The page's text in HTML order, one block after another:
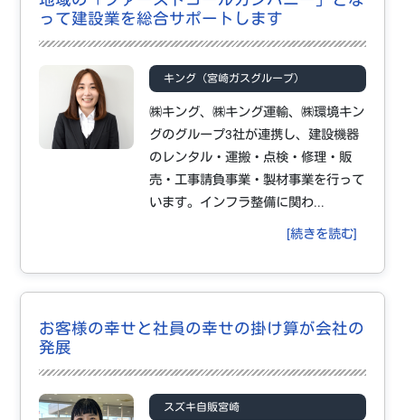
って建設業を総合サポートします
キング（宮崎ガスグループ）
㈱キング、㈱キング運輸、㈱環境キン
グのグループ3社が連携し、建設機器
のレンタル・運搬・点検・修理・販
売・工事請負事業・製材事業を行って
います。インフラ整備に関わ...
[続きを読む]
お客様の幸せと社員の幸せの掛け算が会社の
発展
スズキ自販宮崎